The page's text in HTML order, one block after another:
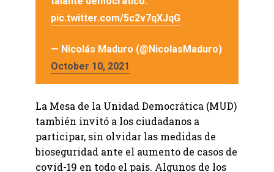
pic.twitter.com/5c2v7qXJqG
— Nicolás Maduro (@NicolasMaduro)
October 10, 2021
La Mesa de la Unidad Democrática (MUD)
también invitó a los ciudadanos a
participar, sin olvidar las medidas de
bioseguridad ante el aumento de casos de
covid-19 en todo el país. Algunos de los